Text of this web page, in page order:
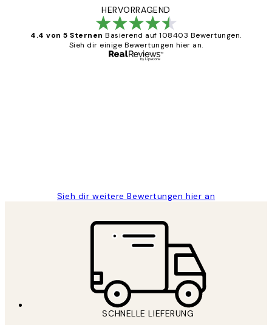
HERVORRAGEND
4.4 von 5 Sternen Basierend auf 108403 Bewertungen.
Sieh dir einige Bewertungen hier an.
Sieh dir weitere Bewertungen hier an
SCHNELLE LIEFERUNG